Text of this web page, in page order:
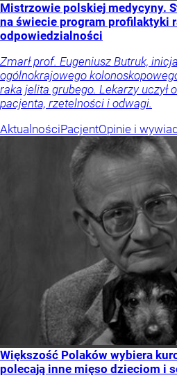
Mistrzowie polskiej medycyny.
na świecie program profilaktyki
odpowiedzialności
Zmarł prof. Eugeniusz Butruk,
ogólnokrajowego
raka jelita grubego. Lekarzy uczył
pacjenta, rzetelności i odwagi.
AktualnościPacjentOpinie i
Większość Polaków wybiera
polecają inne mięso dzieciom i